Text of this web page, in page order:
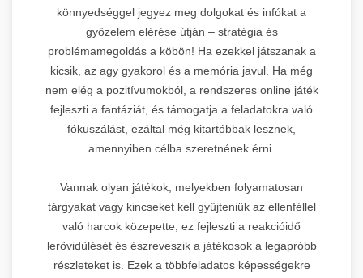
könnyedséggel jegyez meg dolgokat és infókat a
győzelem elérése útján – stratégia és
problémamegoldás a köbön! Ha ezekkel játszanak a
kicsik, az agy gyakorol és a memória javul. Ha még
nem elég a pozitívumokból, a rendszeres online játék
fejleszti a fantáziát, és támogatja a feladatokra való
fókuszálást, ezáltal még kitartóbbak lesznek,
amennyiben célba szeretnének érni.
Vannak olyan játékok, melyekben folyamatosan
tárgyakat vagy kincseket kell gyűjteniük az ellenféllel
való harcok közepette, ez fejleszti a reakcióidő
lerövidülését és észreveszik a játékosok a legapróbb
részleteket is. Ezek a többfeladatos képességekre